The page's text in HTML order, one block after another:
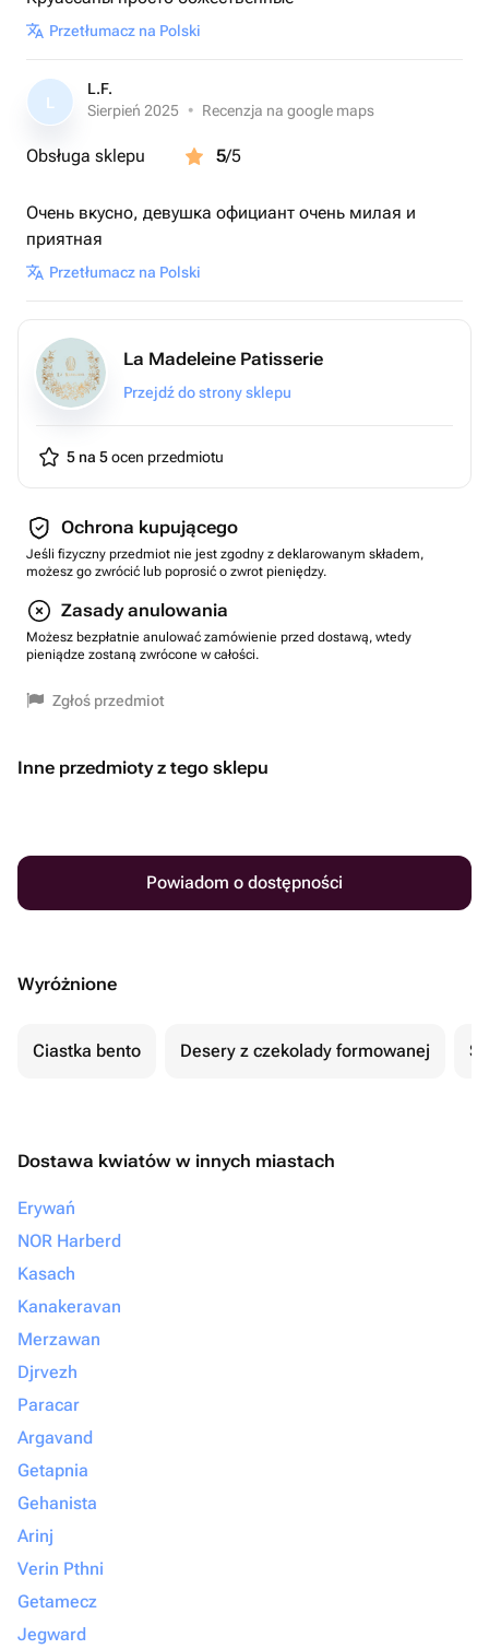
Przetłumacz na Polski
L
L.F.
Sierpień 2025
• Recenzja na google maps
Obsługa sklepu 5/5
Очень вкусно, девушка официант очень милая и
приятная
Przetłumacz na Polski
La Madeleine Patisserie
Przejdź do strony sklepu
5 na 5ocen przedmiotu
Ochrona kupującego
Jeśli fizyczny przedmiot nie jest zgodny z deklarowanym składem,
możesz go zwrócić lub poprosić o zwrot pieniędzy.
Zasady anulowania
Możesz bezpłatnie anulować zamówienie przed dostawą, wtedy
pieniądze zostaną zwrócone w całości.
Zgłoś przedmiot
Inne przedmioty z tego sklepu
Powiadom o dostępności
Wyróżnione
Ciastka bento Desery z czekolady formowanej
Dostawa kwiatów w innych miastach
Erywań
NOR Harberd
Kasach
Kanakeravan
Merzawan
Djrvezh
Paracar
Argavand
Getapnia
Gehanista
Arinj
Verin Pthni
Getamecz
Jegward